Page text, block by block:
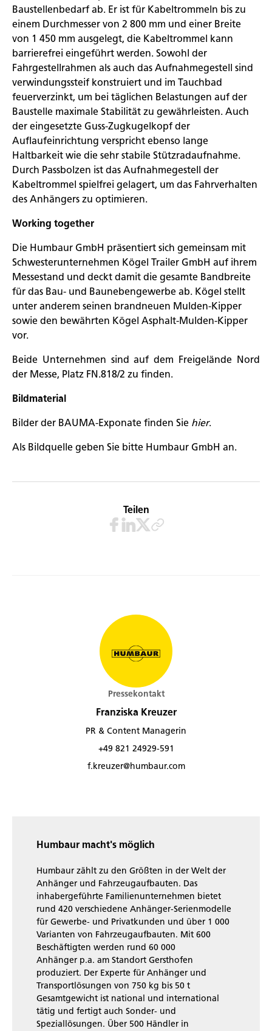
Baustellenbedarf ab. Er ist für Kabeltrommeln bis zu
einem Durchmesser von 2 800 mm und einer Breite
von 1 450 mm ausgelegt, die Kabeltrommel kann
barrierefrei eingeführt werden. Sowohl der
Fahrgestellrahmen als auch das Aufnahmegestell sind
verwindungssteif konstruiert und im Tauchbad
feuerverzinkt, um bei täglichen Belastungen auf der
Baustelle maximale Stabilität zu gewährleisten. Auch
der eingesetzte Guss-Zugkugelkopf der
Auflaufeinrichtung verspricht ebenso lange
Haltbarkeit wie die sehr stabile Stützradaufnahme.
Durch Passbolzen ist das Aufnahmegestell der
Kabeltrommel spielfrei gelagert, um das Fahrverhalten
des Anhängers zu optimieren.
Working together
Die Humbaur GmbH präsentiert sich gemeinsam mit
Schwesterunternehmen Kögel Trailer GmbH auf ihrem
Messestand und deckt damit die gesamte Bandbreite
für das Bau- und Baunebengewerbe ab. Kögel stellt
unter anderem seinen brandneuen Mulden-Kipper
sowie den bewährten Kögel Asphalt-Mulden-Kipper
vor.
Beide Unternehmen sind auf dem Freigelände Nord
der Messe, Platz FN.818/2 zu finden.
Bildmaterial
Bilder der BAUMA-Exponate finden Sie hier.
Als Bildquelle geben Sie bitte Humbaur GmbH an.
Teilen
Pressekontakt
Franziska Kreuzer
PR & Content Managerin
+49 821 24929-591
f.kreuzer@humbaur.com
Humbaur macht's möglich
Humbaur zählt zu den Größten in der Welt der
Anhänger und Fahrzeugaufbauten. Das
inhabergeführte Familienunternehmen bietet
rund 420 verschiedene Anhänger-Serienmodelle
für Gewerbe- und Privatkunden und über 1 000
Varianten von Fahrzeugaufbauten. Mit 600
Beschäftigten werden rund 60 000
Anhänger p.a. am Standort Gersthofen
produziert. Der Experte für Anhänger und
Transportlösungen von 750 kg bis 50 t
Gesamtgewicht ist national und international
tätig und fertigt auch Sonder- und
Speziallösungen. Über 500 Händler in